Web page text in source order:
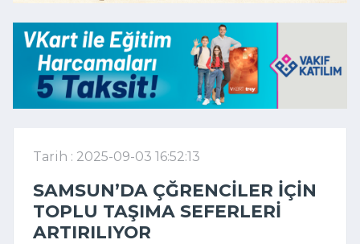
Tarih : 2025-09-03 16:52:13
SAMSUN’DA ÇĞRENCILER IÇIN
TOPLU TAŞIMA SEFERLERI
ARTIRILIYOR